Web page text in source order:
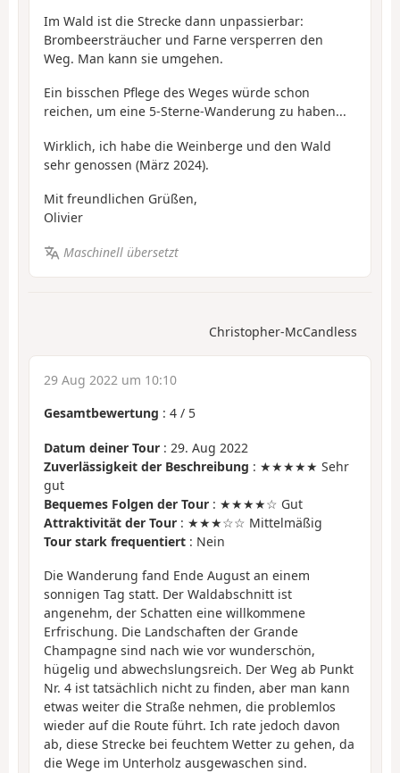
Im Wald ist die Strecke dann unpassierbar:
Brombeersträucher und Farne versperren den
Weg. Man kann sie umgehen.
Ein bisschen Pflege des Weges würde schon
reichen, um eine 5-Sterne-Wanderung zu haben...
Wirklich, ich habe die Weinberge und den Wald
sehr genossen (März 2024).
Mit freundlichen Grüßen,
Olivier
Maschinell übersetzt
Christopher-McCandless
29 Aug 2022 um 10:10
Gesamtbewertung : 4 / 5
Datum deiner Tour : 29. Aug 2022
Zuverlässigkeit der Beschreibung : ★★★★★ Sehr
gut
Bequemes Folgen der Tour : ★★★★☆ Gut
Attraktivität der Tour : ★★★☆☆ Mittelmäßig
Tour stark frequentiert : Nein
Die Wanderung fand Ende August an einem
sonnigen Tag statt. Der Waldabschnitt ist
angenehm, der Schatten eine willkommene
Erfrischung. Die Landschaften der Grande
Champagne sind nach wie vor wunderschön,
hügelig und abwechslungsreich. Der Weg ab Punkt
Nr. 4 ist tatsächlich nicht zu finden, aber man kann
etwas weiter die Straße nehmen, die problemlos
wieder auf die Route führt. Ich rate jedoch davon
ab, diese Strecke bei feuchtem Wetter zu gehen, da
die Wege im Unterholz ausgewaschen sind.